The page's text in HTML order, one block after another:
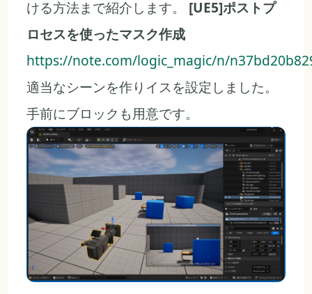
ける方法まで紹介します。 [UE5]ポストプ
ロセスを使ったマスク作成
https://note.com/logic_magic/n/
適当なシーンを作りイスを設定しました。
手前にブロックも用意です。